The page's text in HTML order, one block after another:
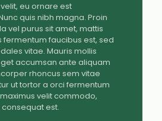
eu ornare est
quis nibh magna. Proin
vel purus sit amet, mattis
fermentum faucibus est, sed
vitae. Mauris mollis
accumsan ante aliquam
rhoncus sem vitae
ut tortor a orci fermentum
velit commodo,
est.